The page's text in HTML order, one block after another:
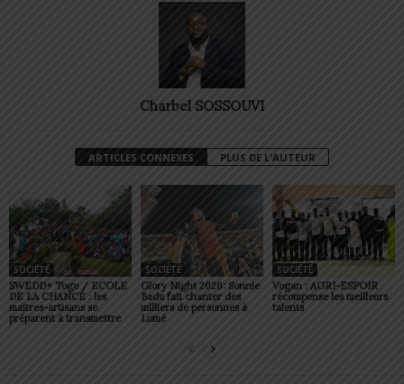
Charbel SOSSOUVI
ARTICLES CONNEXES PLUS DE L'AUTEUR
SOCIÉTÉ
SWEDD+ Togo / ECOLE
DE LA CHANCE : les
maitres-artisans se
préparent à transmettre
SOCIÉTÉ
Glory Night 2026: Sonnie
Badu fait chanter des
milliers de personnes à
Lomé
SOCIÉTÉ
Vogan : AGRI-ESPOIR
récompense les meilleurs
talents